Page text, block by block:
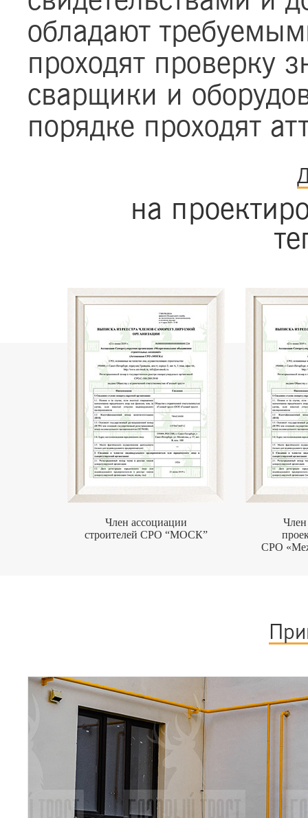
обладают
проходят проверку
сварщики и
порядке проходят
на
Член ассоциации
строителей СРО “МОСК”
СРО